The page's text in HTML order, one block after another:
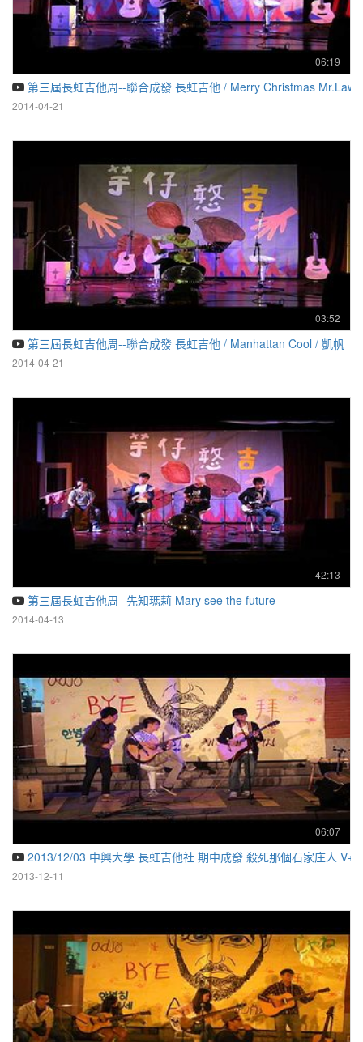
06:19
第三屆長虹吉他周--聯合成發 長虹吉他 / Merry Christmas
2014-04-21
03:52
第三屆長虹吉他周--聯合成發 長虹吉他 / Manhattan Cool / 凱帆
2014-04-21
42:13
第三屆長虹吉他周--先知瑪莉 Mary see the future
2014-04-13
06:07
2013/12/03 中興大學 長虹吉他社 期中成發 殺死那個石家庄人
2013-12-11